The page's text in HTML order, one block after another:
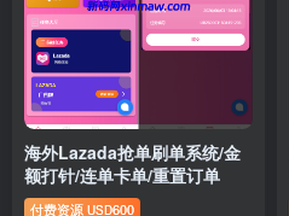
海外Lazada抢单刷单系统/金
额打针/连单卡单/重置订单
付费资源 USD600